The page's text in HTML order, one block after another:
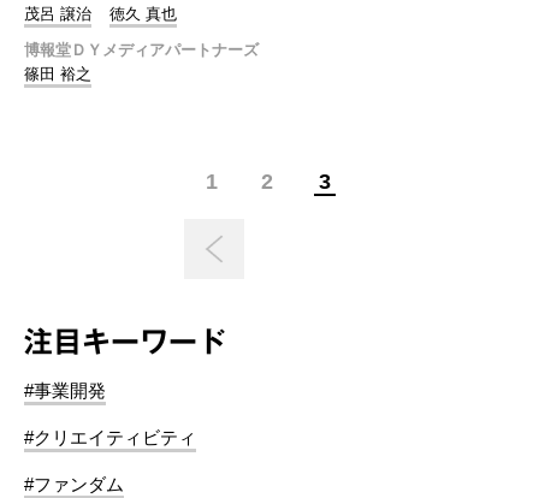
茂呂 譲治
徳久 真也
博報堂ＤＹメディアパートナーズ
篠田 裕之
1 2 3
注目キーワード
#事業開発
#クリエイティビティ
#ファンダム